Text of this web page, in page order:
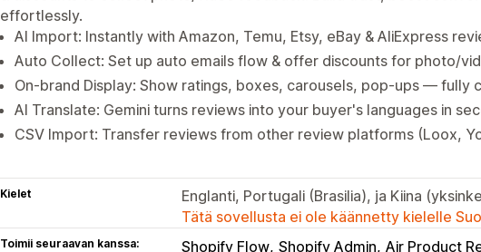
effortlessly.
AI Import: Instantly with Amazon, Temu, Etsy, eBay & AliExpress
Auto Collect: Set up auto emails flow & offer discounts for photo/
On-brand Display: Show ratings, boxes, carousels, pop-ups — fully
AI Translate: Gemini turns reviews into your buyer's languages in
CSV Import: Transfer reviews from other review platforms (Loox,
Kielet
Englanti, Portugali (Brasilia), ja Kiina
Tätä sovellusta ei ole käännetty kielelle
Toimii seuraavan kanssa: Shopify Flow Shopify Admin Air Product